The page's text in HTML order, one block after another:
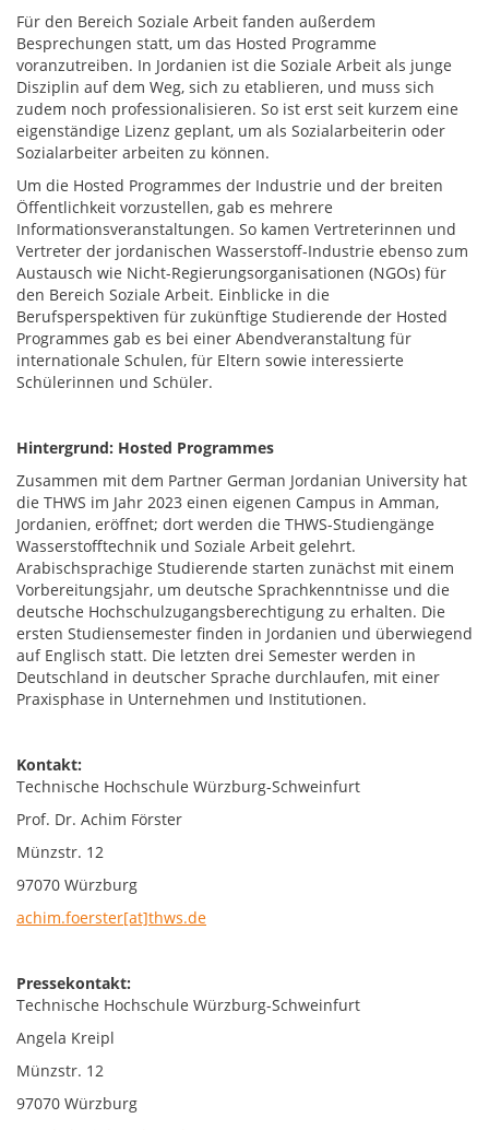
Für den Bereich Soziale Arbeit fanden außerdem
Besprechungen statt, um das Hosted Programme
voranzutreiben. In Jordanien ist die Soziale Arbeit als junge
Disziplin auf dem Weg, sich zu etablieren, und muss sich
zudem noch professionalisieren. So ist erst seit kurzem eine
eigenständige Lizenz geplant, um als Sozialarbeiterin oder
Sozialarbeiter arbeiten zu können.
Um die Hosted Programmes der Industrie und der breiten
Öffentlichkeit vorzustellen, gab es mehrere
Informationsveranstaltungen. So kamen Vertreterinnen und
Vertreter der jordanischen Wasserstoff-Industrie ebenso zum
Austausch wie Nicht-Regierungsorganisationen (NGOs) für
den Bereich Soziale Arbeit. Einblicke in die
Berufsperspektiven für zukünftige Studierende der Hosted
Programmes gab es bei einer Abendveranstaltung für
internationale Schulen, für Eltern sowie interessierte
Schülerinnen und Schüler.
Hintergrund: Hosted Programmes
Zusammen mit dem Partner German Jordanian University hat
die THWS im Jahr 2023 einen eigenen Campus in Amman,
Jordanien, eröffnet; dort werden die THWS-Studiengänge
Wasserstofftechnik und Soziale Arbeit gelehrt.
Arabischsprachige Studierende starten zunächst mit einem
Vorbereitungsjahr, um deutsche Sprachkenntnisse und die
deutsche Hochschulzugangsberechtigung zu erhalten. Die
ersten Studiensemester finden in Jordanien und überwiegend
auf Englisch statt. Die letzten drei Semester werden in
Deutschland in deutscher Sprache durchlaufen, mit einer
Praxisphase in Unternehmen und Institutionen.
Kontakt:
Technische Hochschule Würzburg-Schweinfurt
Prof. Dr. Achim Förster
Münzstr. 12
97070 Würzburg
achim.foerster[at]thws.de
Pressekontakt:
Technische Hochschule Würzburg-Schweinfurt
Angela Kreipl
Münzstr. 12
97070 Würzburg